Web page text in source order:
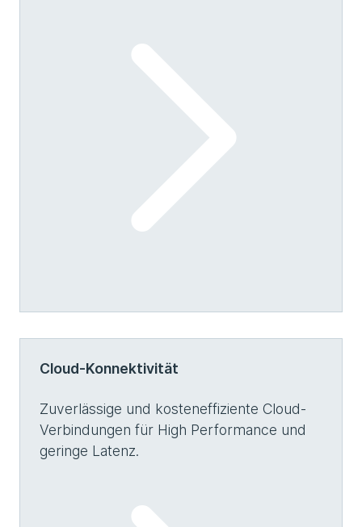
Cloud-Konnektivität
Zuverlässige und kosteneffiziente Cloud-
Verbindungen für High Performance und
geringe Latenz.